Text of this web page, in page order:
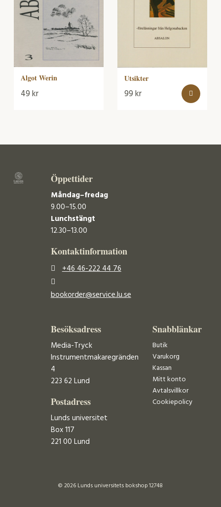
Algot Werin
49kr
Utsikter
99kr
Öppettider
Måndag–fredag
9.00–15.00
Lunchstängt
12.30–13.00
Kontaktinformation
+46 46-222 44 76
bookorder@service.lu.se
Besöksadress
Media-Tryck
Instrumentmakaregränden
4
223 62 Lund
Postadress
Lunds universitet
Box 117
221 00 Lund
Snabblänkar
Butik
Varukorg
Kassan
Mitt konto
Avtalsvillkor
Cookiepolicy
© 2026 Lunds universitets bokshop 12748